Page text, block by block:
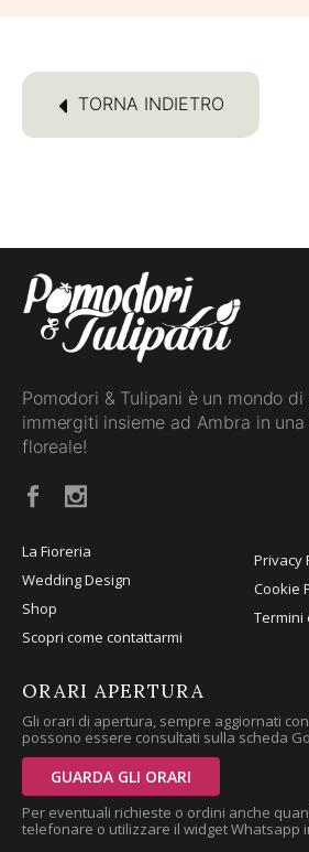
TORNA INDIETRO
Pomodori & Tulipani è un mondo
immergiti insieme ad Ambra in
floreale!
La Fioreria
Wedding Design
Shop
Scopri come contattarmi
Privacy
Cookie
Termini
ORARI APERTURA
Gli orari di apertura, sempre aggiornati
possono essere consultati sulla scheda
GUARDA GLI ORARI
Per eventuali richieste o ordini anche
telefonare o utilizzare il widget Whatsapp